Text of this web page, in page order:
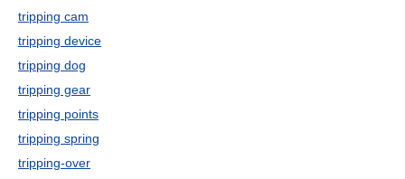
tripping cam
tripping device
tripping dog
tripping gear
tripping points
tripping spring
tripping-over